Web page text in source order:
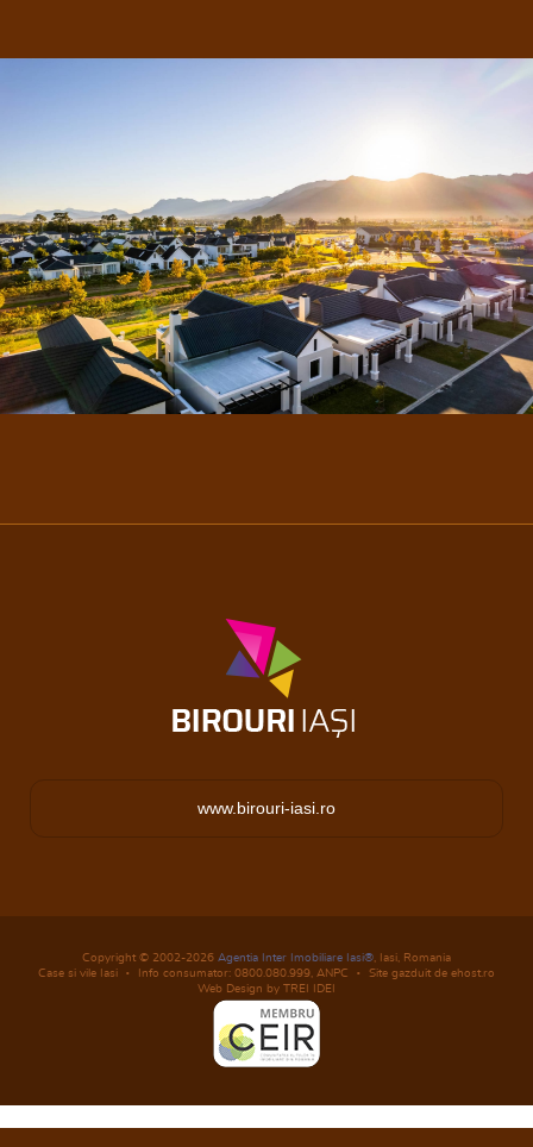
www.birouri-iasi.ro
Copyright © 2002-2026 Agentia Inter Imobiliare Iasi® , Iasi, Romania
Case si vile Iasi
Info consumator: 0800.080.999, ANPC
Site gazduit de ehost.ro
Web Design by TREI IDEI